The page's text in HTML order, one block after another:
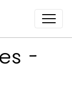
-